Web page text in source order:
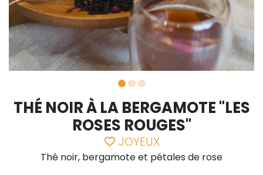
THÉ NOIR À LA BERGAMOTE "LES
ROSES ROUGES"
favorite_border JOYEUX
Thé noir, bergamote et pétales de rose